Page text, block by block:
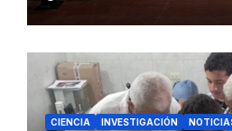
Sistemas
Café
CIENCIA INVESTIGACIÓN